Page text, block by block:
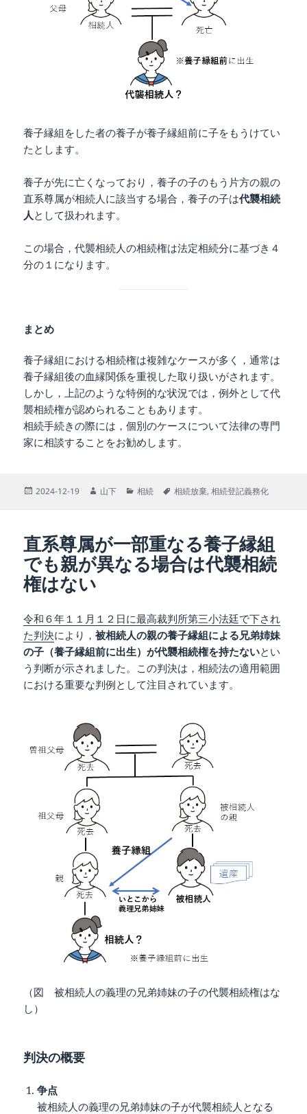
養子縁組をした者の養子が養子縁組前に子をもうけてい
たとします。
養子が先に亡くなっており，養子の子のもう片方の親の
直系尊属が相続人に該当する場合，養子の子は代襲相続
人 として扱われます。
この場合，代襲相続人の相続権は法定相続分に基づき４
分の１になります。
まとめ
養子縁組における相続権は複雑なケースが多く，通常は
養子縁組後の血縁関係を重視した取り扱いがされます。
しかし，上記のような特例的な状況では，例外として代
襲相続権が認められることもあります。
相続手続きの際には，個別のケースについて法律の専門
家に相談することをお勧めします。
投
2024-12-19
作
山下
カ
ー
相続
タ
相続放棄,相続登記義務化
直系尊属が一部重なる養子縁組
でも親が異なる場合は代襲相続
権はない
令和６年１１月１２日に最高裁判所第三小法廷で下され
た判決により，被相続人の親の養子縁組による兄弟姉妹
の子（養子縁組前に出生）が代襲相続権を持たないとい
う判断が示されました。この判決は，相続法の適用範囲
における重要な判例として注目されています。
（図 被相続人の義理の兄弟姉妹の子の代襲相続権はな
し）
判決の概要
争点
被相続人の義理の兄弟姉妹の子が代襲相続人となる